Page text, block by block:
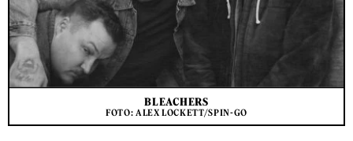
BLEACHERS
FOTO: ALEX LOCKETT/SPIN-GO